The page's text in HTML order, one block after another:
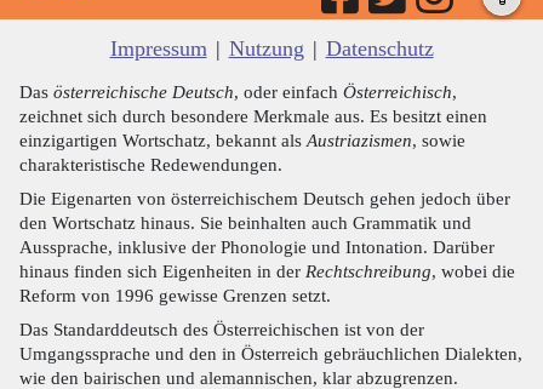
Impressum | Nutzung | Datenschutz
Das österreichische Deutsch, oder einfach Österreichisch,
zeichnet sich durch besondere Merkmale aus. Es besitzt einen
einzigartigen Wortschatz, bekannt als Austriazismen, sowie
charakteristische Redewendungen.
Die Eigenarten von österreichischem Deutsch gehen jedoch über
den Wortschatz hinaus. Sie beinhalten auch Grammatik und
Aussprache, inklusive der Phonologie und Intonation. Darüber
hinaus finden sich Eigenheiten in der Rechtschreibung, wobei die
Reform von 1996 gewisse Grenzen setzt.
Das Standarddeutsch des Österreichischen ist von der
Umgangssprache und den in Österreich gebräuchlichen Dialekten,
wie den bairischen und alemannischen, klar abzugrenzen.